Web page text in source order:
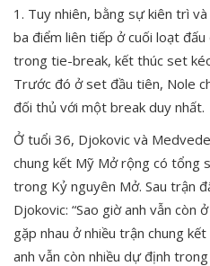
1. Tuy nhiên, bằng sự kiên trì
ba điểm liên tiếp ở cuối loạt
trong tie-break, kết thúc set
Trước đó ở set đầu tiên, Nole
đối thủ với một break duy nhất.
Ở tuổi 36, Djokovic và
chung kết Mỹ Mở rộng có tổng
trong Kỷ nguyên Mở. Sau trận
Djokovic: “Sao giờ anh vẫn còn
gặp nhau ở nhiều trận chung
anh vẫn còn nhiều dự định